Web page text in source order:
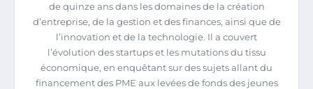
de quinze ans dans les domaines de la création
d’entreprise, de la gestion et des finances, ainsi que de
l’innovation et de la technologie. Il a couvert
l’évolution des startups et les mutations du tissu
économique, en enquêtant sur des sujets allant du
financement des PME aux levées de fonds des jeunes